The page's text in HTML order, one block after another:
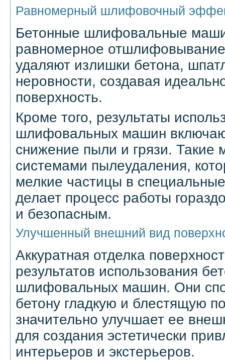
Равномерный шлифовочный
Бетонные шлифовальные
равномерное
удаляют излишки бетона,
неровности, создавая
поверхность.
Кроме того, результаты
шлифовальных машин
снижение пыли и грязи.
системами пылеудаления,
мелкие частицы в
делает процесс работы
и безопасным.
Улучшенный внешний вид
Аккуратная отделка
результатов использования
шлифовальных машин. Они
бетону гладкую и блестящую
значительно улучшает ее
для создания эстетически
интерьеров и экстерьеров.